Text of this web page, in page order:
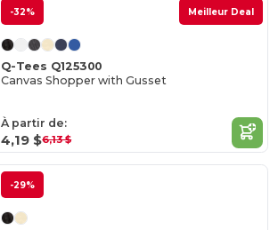
-32% Meilleur Deal
Q-Tees Q125300
Canvas Shopper with Gusset
À partir de:
4,19 $6,13 $
-29%